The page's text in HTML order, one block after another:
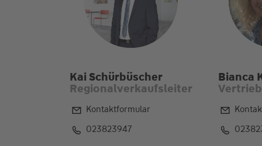
Kai Schürbüscher
Regionalverkaufsleiter
Kontaktformular
023823947
Bianca